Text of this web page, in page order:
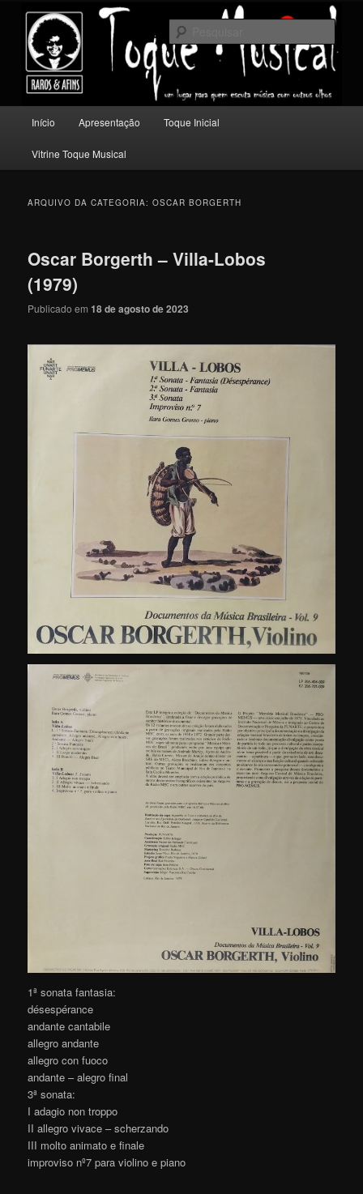
conteúdo
principal
conteúdo
secundário
Toque Musical
Um lugar para quem escuta música com outros olhos.
principal
Início Apresentação Toque Inicial
Vitrine Toque Musical
ARQUIVO DA CATEGORIA:OSCAR BORGERTH
Oscar Borgerth – Villa-Lobos
(1979)
Publicado em18 de agosto de 2023
1ª sonata fantasia:
désespérance
andante cantabile
allegro andante
allegro con fuoco
andante – alegro final
3ª sonata:
I adagio non troppo
II allegro vivace – scherzando
III molto animato e finale
improviso nº7 para violino e piano